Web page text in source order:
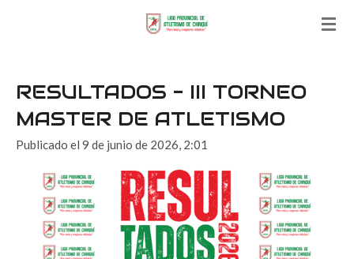
RESULTADOS - III TORNEO
MASTER DE ATLETISMO
Publicado el 9 de junio de 2026, 2:01